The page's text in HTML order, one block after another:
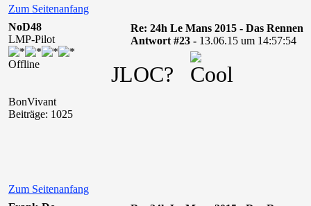
Zum Seitenanfang
NoD48
LMP-Pilot
Offline
BonVivant
Beiträge: 1025
Re: 24h Le Mans 2015 - Das Rennen
Antwort #23 - 13.06.15 um 14:57:54
JLOC?
Zum Seitenanfang